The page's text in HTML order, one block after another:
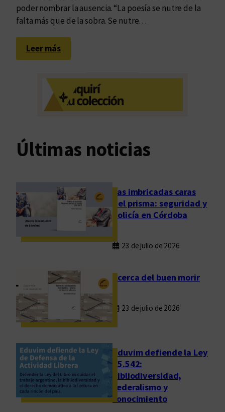
poder nombrar la ausencia. “La poesía se nutre de la
falta más que de la sobra. Se nutre…
Leer más:
L
e
c
f
g
m
t
o
s
u
a
a
u
s
e
Últimas noticias
Las imbricadas caras
del prisma: seguridad y
policía en Córdoba
23 de julio de 2026
Acerca del buen morir
23 de julio de 2026
Eduvim defiende la Ley
25.542:
bibliodiversidad,
federalismo y
conocimiento